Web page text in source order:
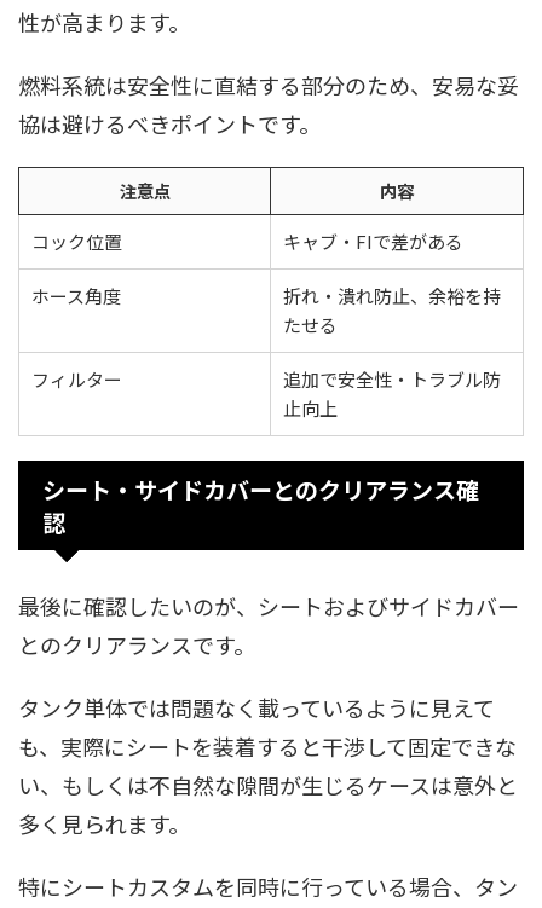
性が高まります。
燃料系統は安全性に直結する部分のため、安易な妥
協は避けるべきポイントです。
注意点
内容
コック位置
キャブ・FIで差がある
ホース角度
折れ・潰れ防止、余裕を持
たせる
フィルター
追加で安全性・トラブル防
止向上
シート・サイドカバーとのクリアランス確
認
最後に確認したいのが、シートおよびサイドカバー
とのクリアランスです。
タンク単体では問題なく載っているように見えて
も、実際にシートを装着すると干渉して固定できな
い、もしくは不自然な隙間が生じるケースは意外と
多く見られます。
特にシートカスタムを同時に行っている場合、タン